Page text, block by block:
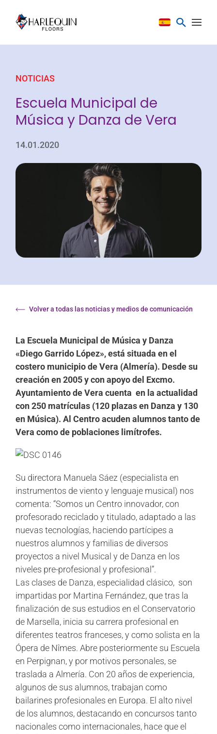
NOTICIAS
Escuela Municipal de
Música y Danza de Vera
14.01.2020
Volver a todas las noticias y medios de comunicación
La Escuela Municipal de Música y Danza
«Diego Garrido López», está situada en el
costero municipio de Vera (Almería). Desde su
creación en 2005 y con apoyo del Excmo.
Ayuntamiento de Vera cuenta en la actualidad
con 250 matrículas (120 plazas en Danza y 130
en Música). Al Centro acuden alumnos tanto de
Vera como de poblaciones limítrofes.
Su directora Manuela Sáez (especialista en
instrumentos de viento y lenguaje musical) nos
comenta: “Somos un Centro innovador, con
profesorado reciclado y titulado, adaptado a las
nuevas tecnologías, haciendo partícipes a
nuestros alumnos y familias de diversos
proyectos a nivel Musical y de Danza en los
niveles pre-profesional y profesional”.
Las clases de Danza, especialidad clásico, son
impartidas por Martina Fernández, que tras la
finalización de sus estudios en el Conservatorio
de Marsella, inicia su carrera profesional en
diferentes teatros franceses, y como solista en la
Ópera de Nîmes. Abre posteriormente su Escuela
en Perpignan, y por motivos personales, se
traslada a Almería. Con 20 años de experiencia,
algunos de sus alumnos, trabajan como
bailarines profesionales en Europa. El alto nivel
de los alumnos, destacando en concursos tanto
nacionales como internacionales, hace que el